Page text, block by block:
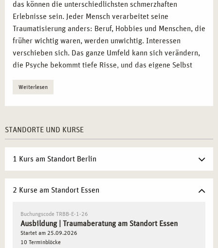
das können die unterschiedlichsten schmerzhaften
Erlebnisse sein. Jeder Mensch verarbeitet seine
Traumatisierung anders: Beruf, Hobbies und Menschen, die
früher wichtig waren, werden unwichtig. Interessen
verschieben sich. Das ganze Umfeld kann sich verändern,
die Psyche bekommt tiefe Risse, und das eigene Selbst
davor. Diesogenannten Traumafolgestörungen
umfassenden Belastung für den oder die Betroffene.
WAS IST DIE TRAUMABERATUNG?
Die Traumaberatung versteht den Menschen als ein Wesen,
Ausdruck von inneren und äußeren Prozessen. Sind sie
durch ein traumatisches Erlebnis aus dem Gleichgewicht
geraten, besteht akuter Handlungsbedarf. Helfen Sie
Weiterlesen
STANDORTE UND KURSE
1 Kurs am Standort Berlin
2 Kurse am Standort Essen
Buchungscode TRBB-E-1-26
Ausbildung | Traumaberatung am Standort Essen
Startet am 25.09.2026
10 Terminblöcke